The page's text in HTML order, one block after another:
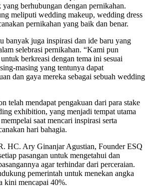
yang berhubungan dengan pernikahan.
meliputi wedding makeup, wedding dress
pernikahan yang baik dan benar.
banyak juga inspirasi dan ide baru yang
selebrasi pernikahan. “Kami pun
berkreasi dengan tema ini sesuai
masing yang tentunya dapat
dan gaya mereka sebagai sebuah wedding
telah mendapat pengakuan dari para stake
exhibition, yang menjadi tempat utama
saat mencari inspirasi serta
hari bahagia.
HC. Ary Ginanjar Agustian, Founder ESQ
pasangan untuk mengetahui dan
agar terhindar dari perceraian.
pemerintah untuk menekan angka
kini mencapai 40%.